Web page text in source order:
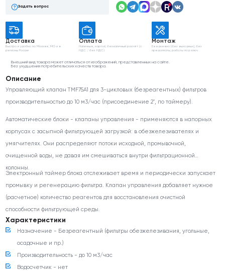
Задать вопрос
Доставка
Быстро и удобно по Москве, МО и в
регионы России
Оплата
Наличные, картой, безналичный расчёт(с
НДС / без НДС)
Монтаж
Ежедневно (без выходных), без
предоплаты, работы под ключ
Внешний вид товара может отличаться от изображений, представленных на сайте.
Без ухудшения потребительских качеств товара.
Описание
Управляющий клапан TMF75А1 для 3-цикловых (безреагентных) фильтров
производительностью до 10 м3/час (присоединение 2", по таймеру).
Автоматические блоки - клапаны управления - применяются в напорных
корпусах с засыпной фильтрующей загрузкой: в обезжелезивателях и
умягчителях. Они распределяют потоки исходной, промывочной,
очищенной воды, не давая им смешиваться внутри фильтрационной
колонны.
Электронный таймер блока отслеживает время и периодически запускает
промывку и регенерацию фильтра. Клапан управления добавляет нужное
(расчетное) количество реагентов для восстановления очистной
способности фильтрующей среды.
Характеристики
Назначение - Безреагентный (фильтры обезжелезивания, угольные,
осадочные и пр.)
Производительность - до 10 м3/час
Водосчетчик - нет